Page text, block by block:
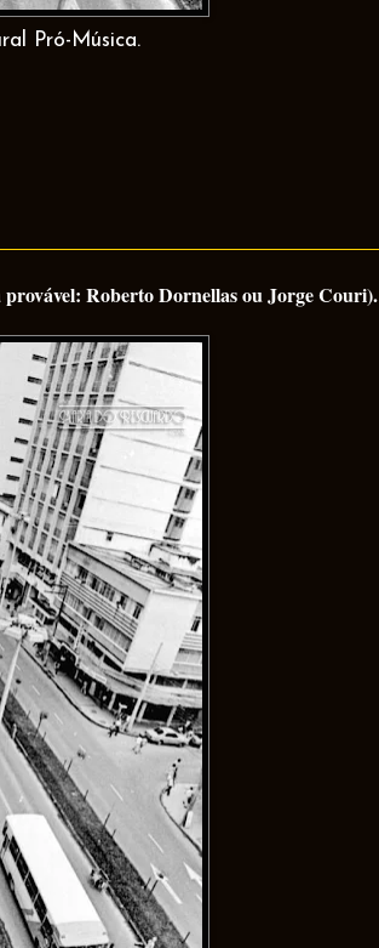
Pró-Música.
Roberto Dornellas ou Jorge Couri).